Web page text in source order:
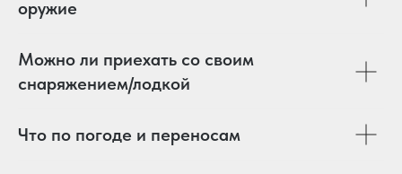
оружие
Можно ли приехать со своим
снаряжением/лодкой
Что по погоде и переносам